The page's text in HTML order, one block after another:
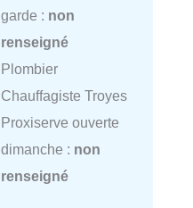
garde : non
renseigné
Plombier
Chauffagiste Troyes
Proxiserve ouverte
dimanche : non
renseigné